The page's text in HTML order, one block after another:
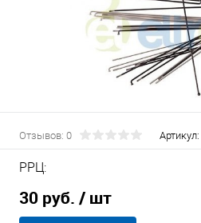
Отзывов: 0 Артикул:
РРЦ:
30 руб. / шт